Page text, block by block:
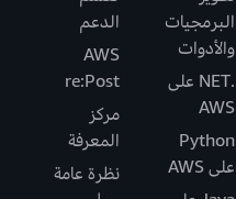
البرمجيات
والأدوات
.NET على
AWS
Python
على AWS
الدعم
AWS
re:Post
مركز
المعرفة
نظرة عامة